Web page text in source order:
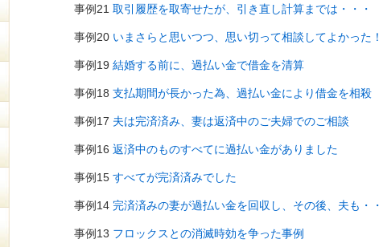
事例21 取引履歴を取寄せたが、引き直し計算までは・・・
事例20 いまさらと思いつつ、思い切って相談してよかった！
事例19 結婚する前に、過払い金で借金を清算
事例18 支払期間が長かった為、過払い金により借金を相殺
事例17 夫は完済済み、妻は返済中のご夫婦でのご相談
事例16 返済中のものすべてに過払い金がありました
事例15 すべてが完済済みでした
事例14 完済済みの妻が過払い金を回収し、その後、夫も・
事例13 フロックスとの消滅時効を争った事例